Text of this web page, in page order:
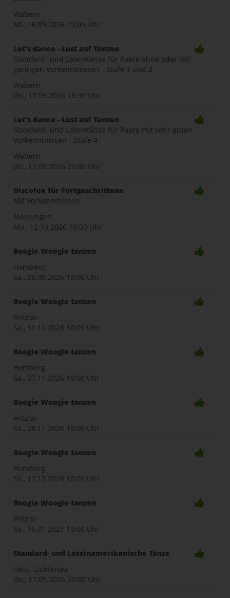
Wabern
Mi., 16.09.2026 19:00 Uhr
Let’s dance - Lust auf Tanzen
Standard- und Lateintänze für Paare ohne oder mit
geringen Vorkenntnissen - Stufe 1 und 2
Wabern
Do., 17.09.2026 18:30 Uhr
Let’s dance - Lust auf Tanzen
Standard- und Lateintänze für Paare mit sehr guten
Vorkenntnissen - Stufe 4
Wabern
Do., 17.09.2026 20:00 Uhr
Discofox für Fortgeschrittene
Mit Vorkenntnissen
Melsungen
Mo., 12.10.2026 19:00 Uhr
Boogie Woogie tanzen
Homberg
Sa., 26.09.2026 10:00 Uhr
Boogie Woogie tanzen
Fritzlar
Sa., 31.10.2026 10:00 Uhr
Boogie Woogie tanzen
Homberg
Sa., 07.11.2026 10:00 Uhr
Boogie Woogie tanzen
Fritzlar
Sa., 28.11.2026 10:00 Uhr
Boogie Woogie tanzen
Homberg
Sa., 12.12.2026 10:00 Uhr
Boogie Woogie tanzen
Fritzlar
Sa., 16.01.2027 10:00 Uhr
Standard- und Lateinamerikanische Tänze
Hess. Lichtenau
Do., 17.09.2026 20:00 Uhr